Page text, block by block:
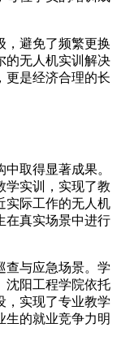
，避免了频繁更换
的无人机实训解决
更是经济合理的长
取得显著成果。
学实训，实现了教
实际工作的无人机
在真实场景中进行
查与应急场景。学
沈阳工程学院依托
，实现了专业教学
生的就业竞争力明